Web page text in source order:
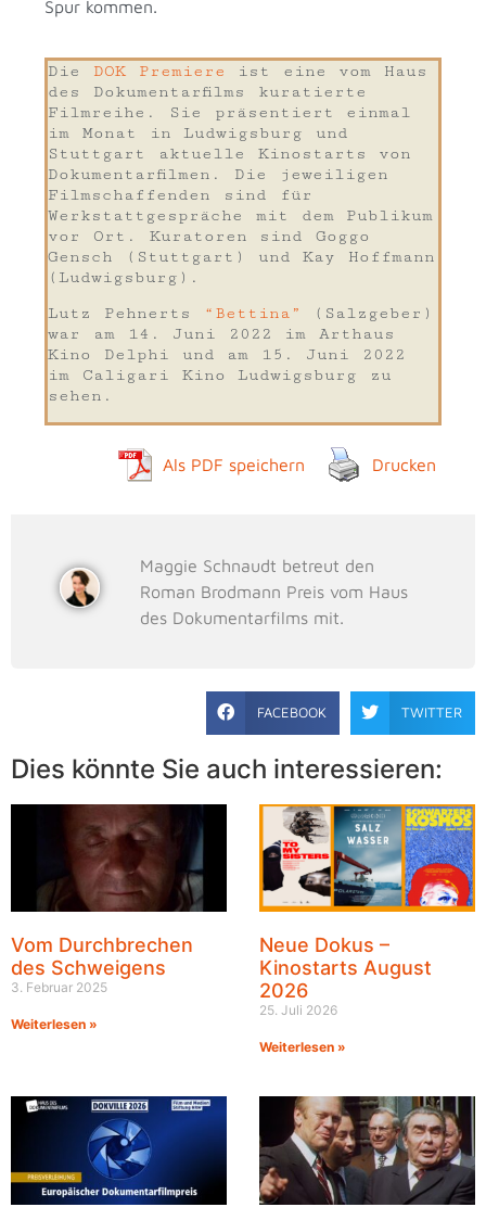
Spur kommen.
Die DOK Premiere ist eine vom Haus
des Dokumentarfilms kuratierte
Filmreihe. Sie präsentiert einmal
im Monat in Ludwigsburg und
Stuttgart aktuelle Kinostarts von
Dokumentarfilmen. Die jeweiligen
Filmschaffenden sind für
Werkstattgespräche mit dem Publikum
vor Ort. Kuratoren sind Goggo
Gensch (Stuttgart) und Kay Hoffmann
(Ludwigsburg).
Lutz Pehnerts
“Bettina”
(Salzgeber)
war am 14. Juni 2022 im Arthaus
Kino Delphi und am 15. Juni 2022
im Caligari Kino Ludwigsburg zu
sehen.
Als PDF speichern Drucken
Maggie Schnaudt betreut den
Roman Brodmann Preis vom Haus
des Dokumentarfilms mit.
FACEBOOK TWITTER
Dies könnte Sie auch interessieren:
Vom Durchbrechen
des Schweigens
3. Februar 2025
Weiterlesen »
Neue Dokus –
Kinostarts August
2026
25. Juli 2026
Weiterlesen »